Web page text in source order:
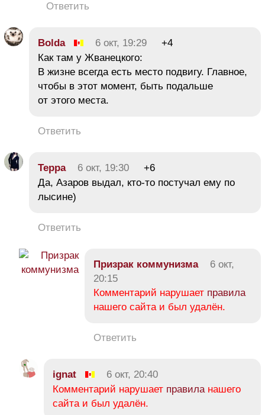
Ответить
Bolda 6 окт, 19:29
+4
Как там у Жванецкого:
В жизне всегда есть место подвигу. Главное,
чтобы в этот момент, быть подальше
от этого места.
Ответить
Терра 6 окт, 19:30
+6
Да, Азаров выдал, кто-то постучал ему по
лысине)
Ответить
Призрак коммунизма
6 окт,
20:15
Комментарий нарушает правила
нашего сайта и был удалён.
Ответить
ignat
6 окт, 20:40
Комментарий нарушает правиланашего
сайта и был удалён.